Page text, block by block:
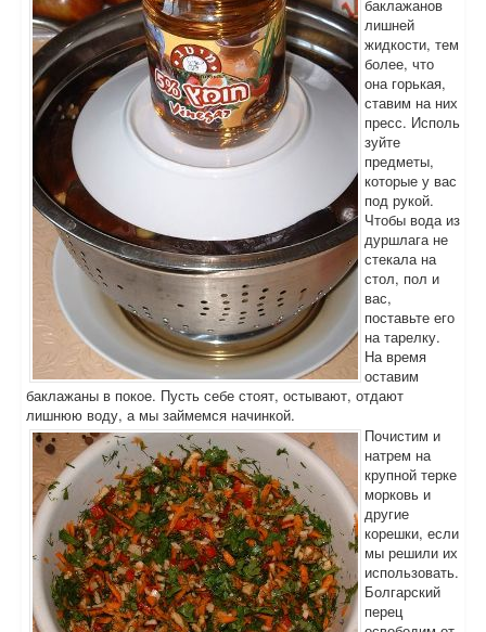
баклажанов
лишней
жидкости, тем
более, что
она горькая,
ставим на них
пресс. Исполь
зуйте
предметы,
которые у вас
под рукой.
Чтобы вода из
дуршлага не
стекала на
стол, пол и
вас,
поставьте его
на тарелку.
На время
оставим
баклажаны в покое. Пусть себе стоят, остывают, отдают
лишнюю воду, а мы займемся начинкой.
Почистим и
натрем на
крупной терке
морковь и
другие
корешки, если
мы решили их
использовать.
Болгарский
перец